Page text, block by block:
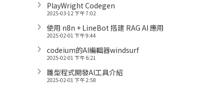
PlayWright Codegen
2025-03-12 下午 7:02
使用 n8n + LineBot 搭建 RAG AI 應用
2025-02-01 下午 9:44
codeium的AI編輯器windsurf
2025-02-01 下午 6:21
雛型程式開發AI工具介紹
2025-02-01 下午 2:58